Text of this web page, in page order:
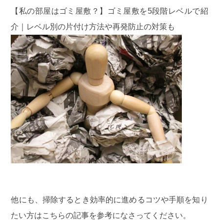
【私の部屋はゴミ屋敷？】ゴミ屋敷を5段階レベルで紹
介｜レベル別の片付け方法や再発防止の対策も
他にも、掃除するとき効率的に進めるコツや手順を知り
たい方はこちらの記事を参考になさってください。